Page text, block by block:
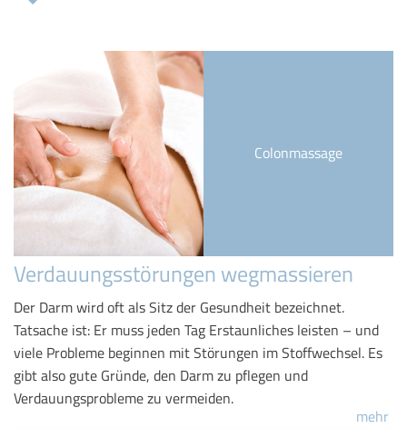
Colonmassage
Verdauungsstörungen wegmassieren
Der Darm wird oft als Sitz der Gesundheit bezeichnet.
Tatsache ist: Er muss jeden Tag Erstaunliches leisten – und
viele Probleme beginnen mit Störungen im Stoffwechsel. Es
gibt also gute Gründe, den Darm zu pflegen und
Verdauungsprobleme zu vermeiden.
mehr